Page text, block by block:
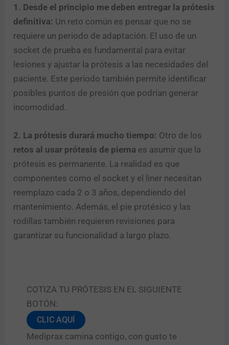
1. Desde el principio me deben entregar la prótesis
definitiva: Un reto común es pensar que no se
requiere un periodo de adaptación. El uso de un
socket de prueba es fundamental para evitar
lesiones y ajustar la prótesis a las necesidades del
paciente. Este periodo también permite identificar
posibles puntos de presión que podrían generar
incomodidad.
2. La prótesis durará mucho tiempo: Otro de los
retos al usar prótesis de pierna es asumir que la
prótesis es permanente. La realidad es que
componentes como el socket y el liner necesitan
reemplazo cada 2 o 3 años, dependiendo del
mantenimiento. Además, el pie protésico y las
rodillas también requieren revisiones para
garantizar su funcionalidad a largo plazo.
COTIZA TU PRÓTESIS EN EL SIGUIENTE
BOTÓN:
CLIC AQUÍ
Mediprax camina contigo, con gusto te
o
n
d
e
b
s
c
n
d
Enviar